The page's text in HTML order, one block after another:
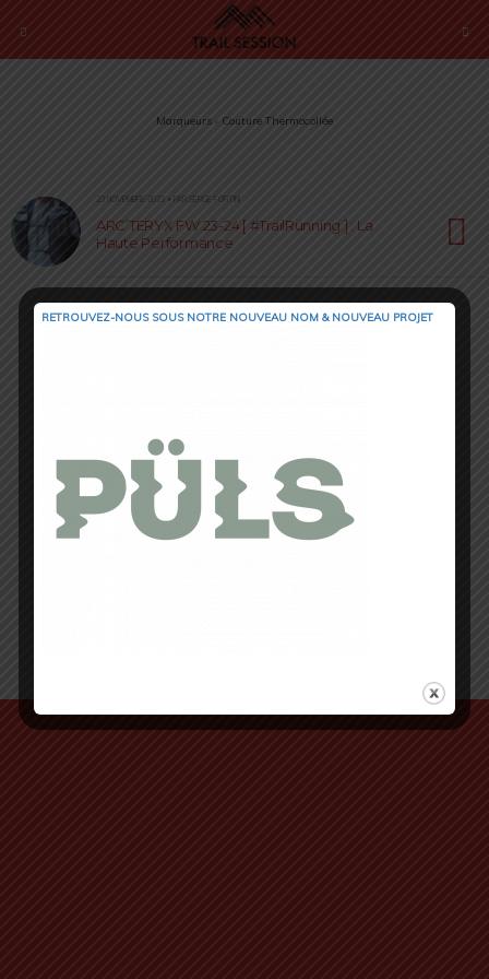
Marqueurs › Couture Thermocollée
23 NOVEMBRE 2023 • PAR SERGE FORTINI
ARC’TERYX FW 23-24 [ #TrailRunning ] : La
Haute Performance
RETROUVEZ-NOUS SOUS NOTRE NOUVEAU NOM & NOUVEAU PROJET